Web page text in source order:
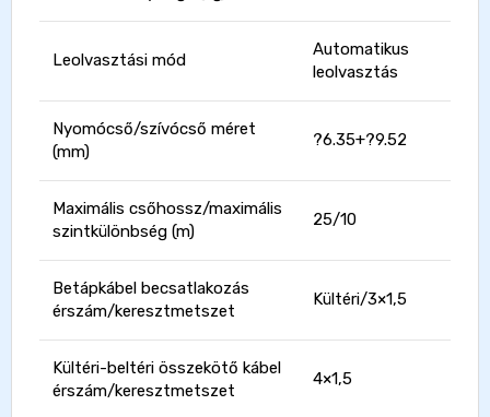
Leolvasztási mód
Automatikus
leolvasztás
Nyomócső/szívócső méret
(mm)
?6.35+?9.52
Maximális csőhossz/maximális
szintkülönbség (m)
25/10
Betápkábel becsatlakozás
érszám/keresztmetszet
Kültéri/3×1,5
Kültéri-beltéri összekötő kábel
érszám/keresztmetszet
4×1,5